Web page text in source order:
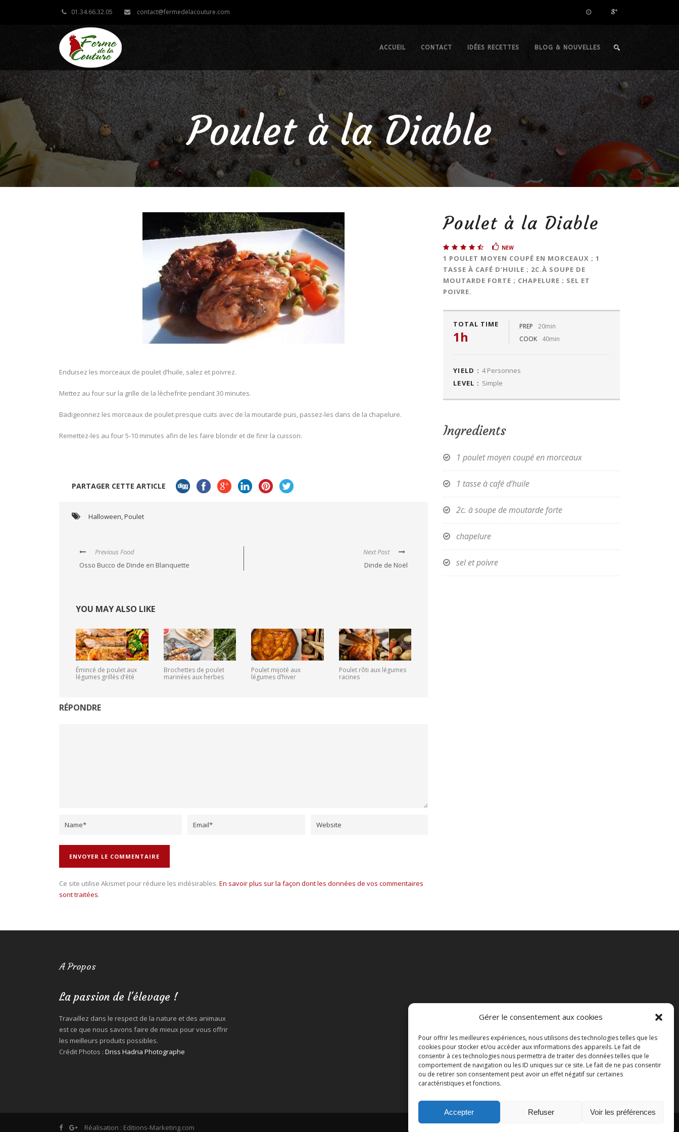
Gérer le consentement aux cookies
Pour offrir les meilleures expériences, nous utilisons des technologies telles que les
cookies pour stocker et/ou accéder aux informations des appareils. Le fait de
consentir à ces technologies nous permettra de traiter des données telles que le
comportement de navigation ou les ID uniques sur ce site. Le fait de ne pas consentir
ou de retirer son consentement peut avoir un effet négatif sur certaines
caractéristiques et fonctions.
Accepter Refuser Voir les préférences
01.34.66.32.05 contact@fermedelacouture.com
ACCUEIL CONTACT IDÉES RECETTES BLOG & NOUVELLES
Poulet à la Diable
Enduisez les morceaux de poulet d’huile, salez et poivrez.
Mettez au four sur la grille de la lèchefrite pendant 30 minutes.
Badigeonnez les morceaux de poulet presque cuits avec de la moutarde puis, passez-les dans de la chapelure.
Remettez-les au four 5-10 minutes afin de les faire blondir et de finir la cuisson.
PARTAGER CETTE ARTICLE
Halloween,Poulet
Previous Food
Osso Bucco de Dinde en Blanquette
Next Post
Dinde de Noël
YOU MAY ALSO LIKE
Émincé de poulet aux
légumes grillés d’été
Brochettes de poulet
marinées aux herbes
Poulet mijoté aux
légumes d’hiver
Poulet rôti aux légumes
racines
RÉPONDRE
Ce site utilise Akismet pour réduire les indésirables. En savoir plus sur la façon dont les données de vos commentaires
sont traitées.
Poulet à la Diable
NEW
1 POULET MOYEN COUPÉ EN MORCEAUX ; 1
TASSE À CAFÉ D’HUILE ; 2C.À SOUPE DE
MOUTARDE FORTE ; CHAPELURE ; SEL ET
POIVRE.
TOTAL TIME
1h
PREP
20min
COOK
40min
YIELD : 4 Personnes
LEVEL : Simple
Ingredients
1 poulet moyen coupé en morceaux
1 tasse à café d’huile
2c. à soupe de moutarde forte
chapelure
sel et poivre
A Propos
La passion de l'élevage !
Travaillez dans le respect de la nature et des animaux
est ce que nous savons faire de mieux pour vous offrir
les meilleurs produits possibles.
Crédit Photos : Driss Hadria Photographe
Réalisation : Editions-Marketing.com